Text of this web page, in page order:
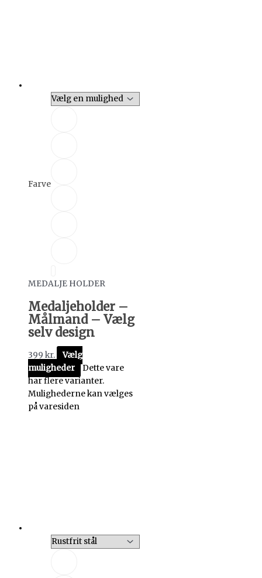
Farve
MEDALJE HOLDER
Medaljeholder –
Målmand – Vælg
selv design
399 kr.
Vælg
muligheder
Dette vare
har flere varianter.
Mulighederne kan vælges
på varesiden